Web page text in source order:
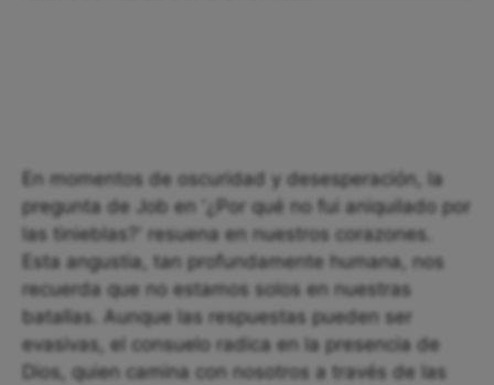
En momentos de oscuridad y desesperación, la
pregunta de Job en '¿Por qué no fui aniquilado por
las tinieblas?' resuena en nuestros corazones.
Esta angustia, tan profundamente humana, nos
recuerda que no estamos solos en nuestras
batallas. Aunque las respuestas pueden ser
evasivas, el consuelo radica en la presencia de
Dios, quien camina con nosotros a través de las